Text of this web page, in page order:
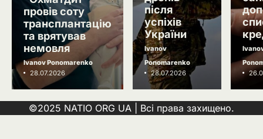
склади у Харкові: мільйони
видань охопив вогонь
Ivanov Ponomarenko
Зеленський заявив про можливу
допомогу ОАЕ в Чорному морі
Ivanov Ponomarenko
провів соту
трансплантацію
та врятував
немовля
Ivanov Ponomarenko
28.07.2026
після
успіхів
України
Ivanov
Ponomarenko
28.07.2026
©2025 NATIO ORG UA | Всі права захищено.